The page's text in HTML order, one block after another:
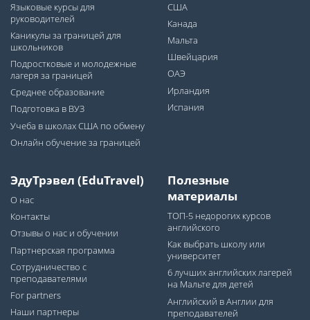
Языковые курсы для
руководителей
Каникулы за границей для
школьников
Подростковые и молодежные
лагеря за границей
Среднее образование
Подготовка в ВУЗ
Учеба в школах США по обмену
Онлайн обучение за границей
США
Канада
Мальта
Швейцария
ОАЭ
Ирландия
Испания
ЭдуТрэвел (EduTravel)
О нас
Контакты
Отзывы о нас и обучении
Партнерская программа
Сотрудничество с
преподавателями
For partners
Наши партнеры
Полезные
материалы
ТОП-5 недорогих курсов
английского
Как выбрать школу или
университет
6 лучших английских лагерей
на Мальте для детей
Английский в Англии для
преподавателей